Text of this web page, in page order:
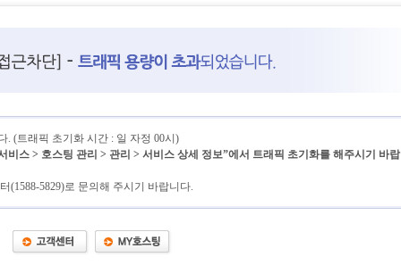
. (트래픽 초기화 시간 : 일 자정 00시)
비스 > 호스팅 관리 > 관리 > 서비스 상세 정보”에서 트래픽 초기화를 해주시기 바랍
(1588-5829)로 문의해 주시기 바랍니다.